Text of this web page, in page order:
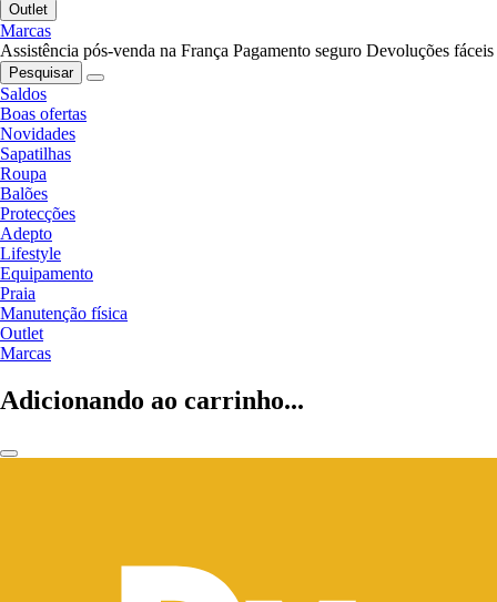
Outlet
Marcas
Assistência pós-venda na França Pagamento seguro Devoluções fáceis
Pesquisar
Saldos
Boas ofertas
Novidades
Sapatilhas
Roupa
Balões
Protecções
Adepto
Lifestyle
Equipamento
Praia
Manutenção física
Outlet
Marcas
Adicionando ao carrinho...